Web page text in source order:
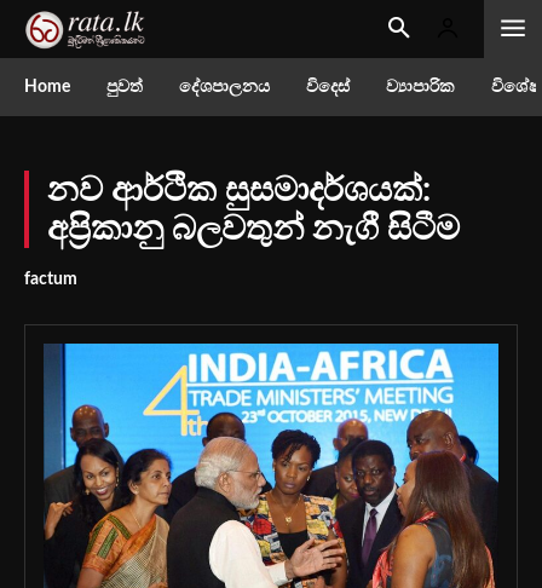
Home පුවත් දේශපාලනය විදෙස් ව්‍යාපාරික
නව ආර්ථික සුසමාදර්ශයක්:
අප්‍රිකානු බලවතුන් නැගී සිටීම
factum